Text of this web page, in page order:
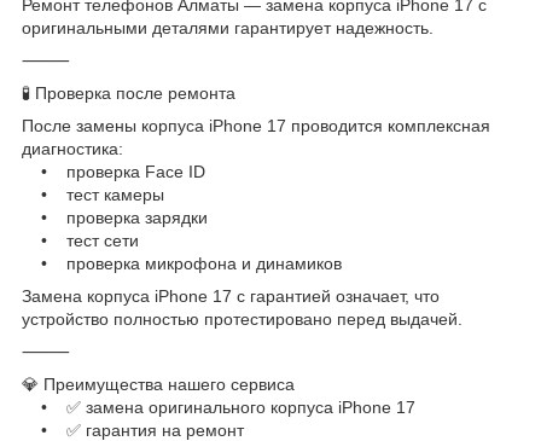
Ремонт телефонов Алматы — замена корпуса iPhone 17 с
оригинальными деталями гарантирует надежность.
⸻
🧪 Проверка после ремонта
После замены корпуса iPhone 17 проводится комплексная
диагностика:
• проверка Face ID
• тест камеры
• проверка зарядки
• тест сети
• проверка микрофона и динамиков
Замена корпуса iPhone 17 с гарантией означает, что
устройство полностью протестировано перед выдачей.
⸻
💎 Преимущества нашего сервиса
• ✅ замена оригинального корпуса iPhone 17
• ✅ гарантия на ремонт